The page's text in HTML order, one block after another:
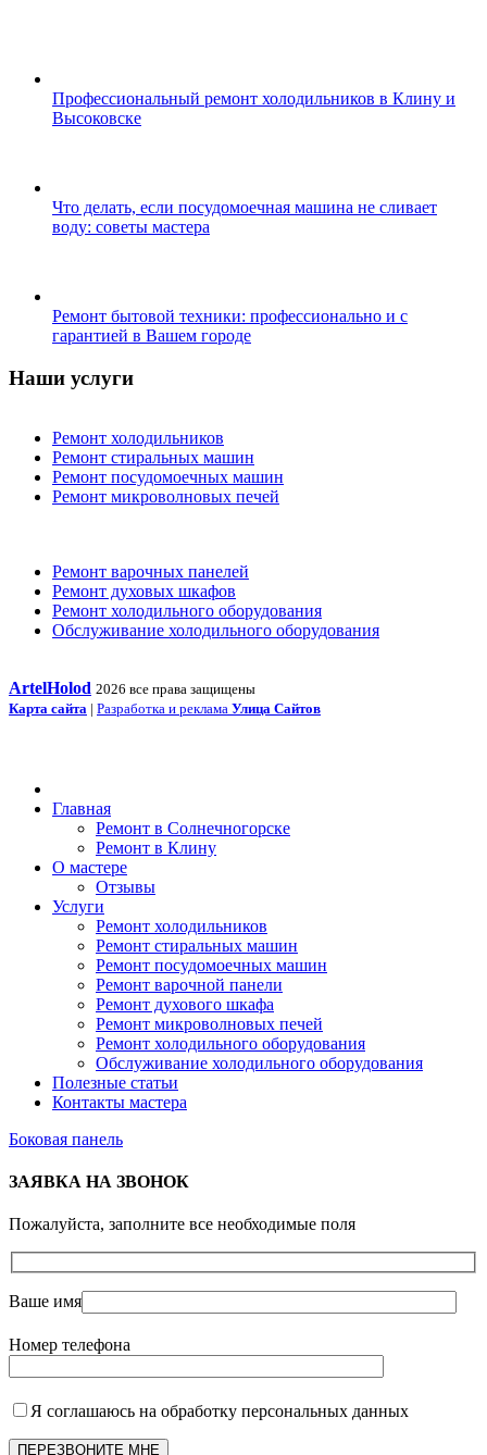
Профессиональный ремонт холодильников в Клину и
Высоковске
Что делать, если посудомоечная машина не сливает
воду: советы мастера
Ремонт бытовой техники: профессионально и с
гарантией в Вашем городе
Наши услуги
Ремонт холодильников
Ремонт стиральных машин
Ремонт посудомоечных машин
Ремонт микроволновых печей
Ремонт варочных панелей
Ремонт духовых шкафов
Ремонт холодильного оборудования
Обслуживание холодильного оборудования
ArtelHolod 2026 все права защищены
Карта сайта | Разработка и реклама Улица Сайтов
Главная
Ремонт в Солнечногорске
Ремонт в Клину
О мастере
Отзывы
Услуги
Ремонт холодильников
Ремонт стиральных машин
Ремонт посудомоечных машин
Ремонт варочной панели
Ремонт духового шкафа
Ремонт микроволновых печей
Ремонт холодильного оборудования
Обслуживание холодильного оборудования
Полезные статьи
Контакты мастера
Боковая панель
ЗАЯВКА НА ЗВОНОК
Пожалуйста, заполните все необходимые поля
Ваше имя
Номер телефона
Я соглашаюсь на обработку персональных данных